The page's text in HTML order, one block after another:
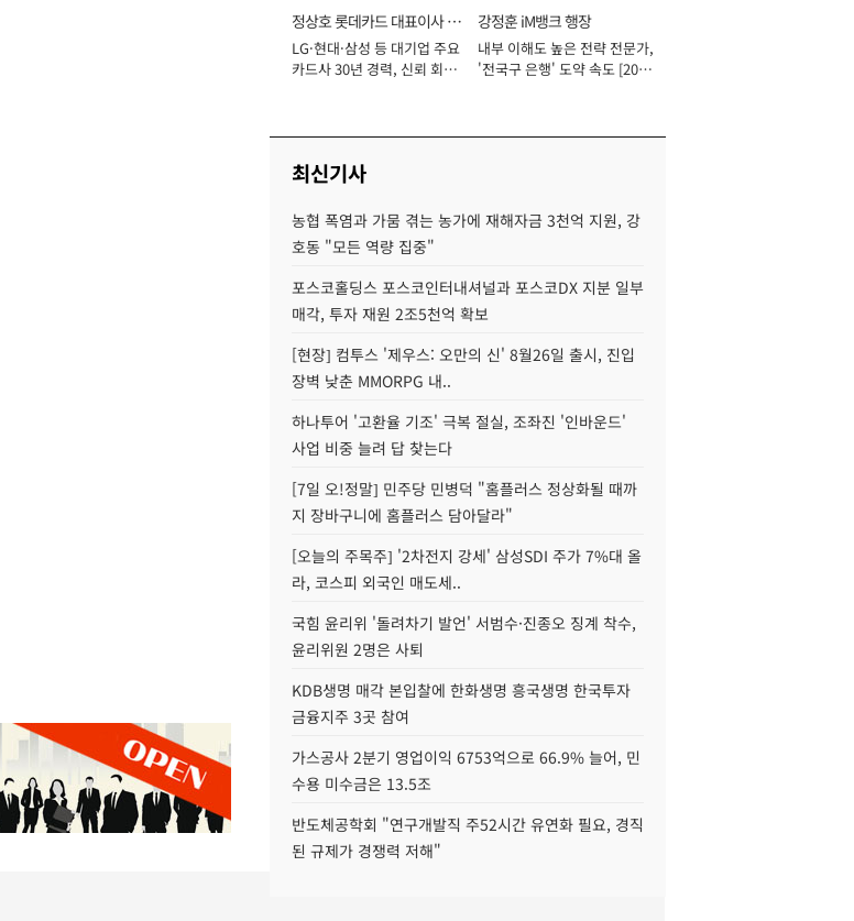
정상호 롯데카드 대표이사 사
장
LG·현대·삼성 등 대기업 주요
카드사 30년 경력, 신뢰 회복
강정훈 iM뱅크 행장
내부 이해도 높은 전략 전문가,
'전국구 은행' 도약 속도 [2026
최신기사
농협 폭염과 가뭄 겪는 농가에 재해자금 3천억 지원, 강
호동 "모든 역량 집중"
포스코홀딩스 포스코인터내셔널과 포스코DX 지분 일부
매각, 투자 재원 2조5천억 확보
[현장] 컴투스 '제우스: 오만의 신' 8월26일 출시, 진입
장벽 낮춘 MMORPG 내..
하나투어 '고환율 기조' 극복 절실, 조좌진 '인바운드'
사업 비중 늘려 답 찾는다
[7일 오!정말] 민주당 민병덕 "홈플러스 정상화될 때까
지 장바구니에 홈플러스 담아달라"
[오늘의 주목주] '2차전지 강세' 삼성SDI 주가 7%대 올
라, 코스피 외국인 매도세..
국힘 윤리위 '돌려차기 발언' 서범수·진종오 징계 착수,
윤리위원 2명은 사퇴
KDB생명 매각 본입찰에 한화생명 흥국생명 한국투자
금융지주 3곳 참여
가스공사 2분기 영업이익 6753억으로 66.9% 늘어, 민
수용 미수금은 13.5조
반도체공학회 "연구개발직 주52시간 유연화 필요, 경직
된 규제가 경쟁력 저해"